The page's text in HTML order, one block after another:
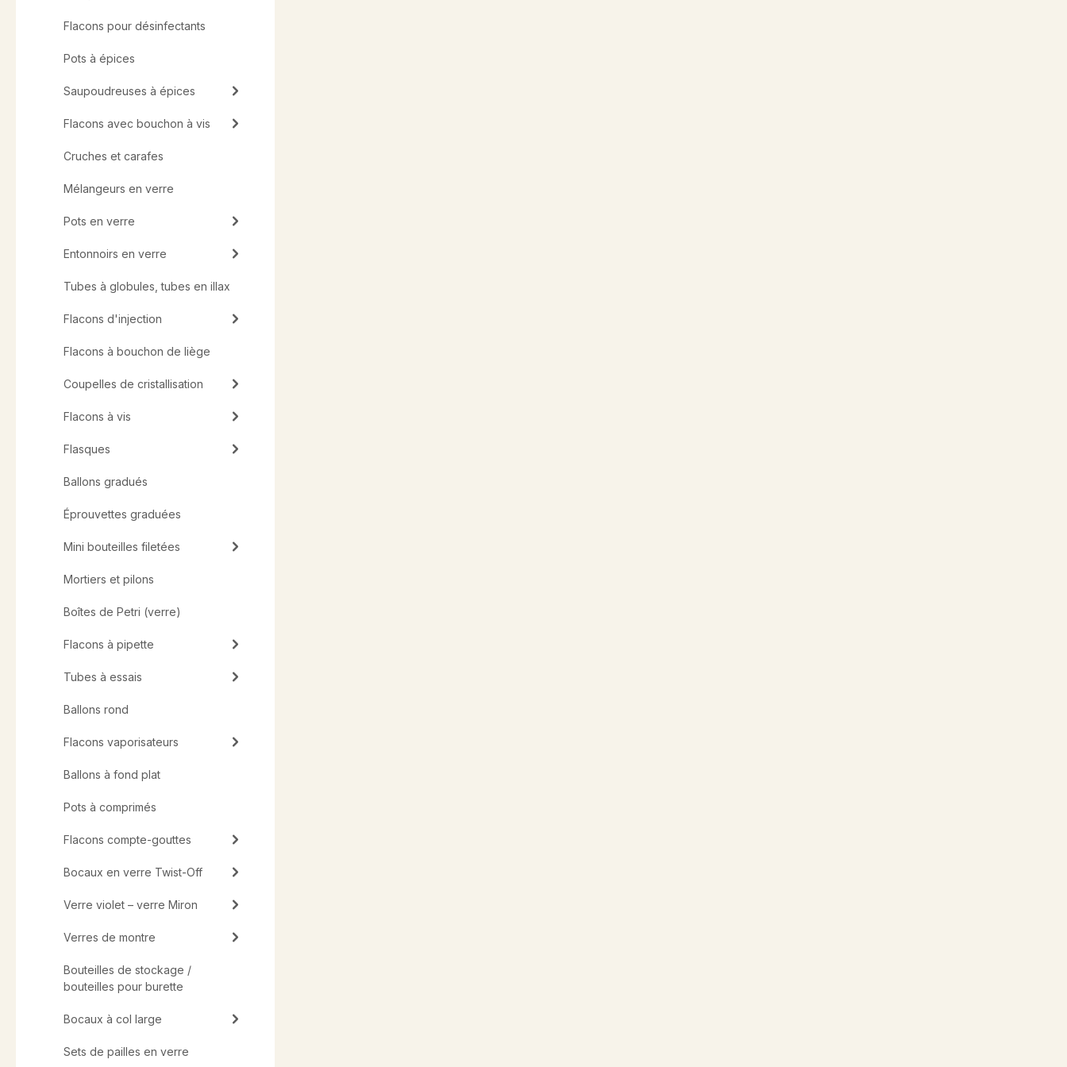
Flacons pour désinfectants
Pots à épices
Saupoudreuses à épices
Flacons avec bouchon à vis
Cruches et carafes
Mélangeurs en verre
Pots en verre
Entonnoirs en verre
Tubes à globules, tubes en illax
Flacons d'injection
Flacons à bouchon de liège
Coupelles de cristallisation
Flacons à vis
Flasques
Ballons gradués
Éprouvettes graduées
Mini bouteilles filetées
Mortiers et pilons
Boîtes de Petri (verre)
Flacons à pipette
Tubes à essais
Ballons rond
Flacons vaporisateurs
Ballons à fond plat
Pots à comprimés
Flacons compte-gouttes
Bocaux en verre Twist-Off
Verre violet – verre Miron
Verres de montre
Bouteilles de stockage /
bouteilles pour burette
Bocaux à col large
Sets de pailles en verre